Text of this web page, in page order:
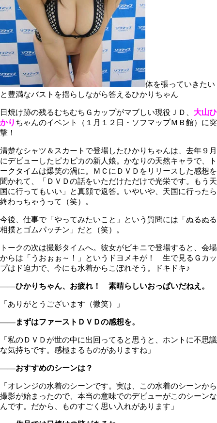
体を張っていきたい
と豊満なバストを揺らしながら答えるひかりちゃん
日焼け跡の残るむちむちＧカップがマブしい現役ＪＤ、 大山ひ
かり ちゃんのイベント（１月１２日・ソフマップＭＢ館）に突
撃！
清楚なシャツ＆スカートで登場したひかりちゃんは、去年９月
にデビューしたピカピカの新人娘。かなりの天然キャラで、ト
ークタイムは爆笑の渦に。ＭＣにＤＶＤをリリースした感想を
聞かれて、「ＤＶＤの話をいただけただけで光栄です。もう天
国に行ってもいい」と真顔で返答。いやいや、天国に行ったら
終わっちゃうって（笑）。
今後、仕事で「やってみたいこと」という質問には「ぬるぬる
相撲とゴムパッチン」だと（笑）。
トークの次は撮影タイムへ。彼女がビキニで登場すると、会場
からは「うおぉぉ～！」というドヨメキが！ 生で見るＧカッ
プはド迫力で、今にも水着からこぼれそう。ドキドキ♪
――ひかりちゃん、お疲れ！ 素晴らしいおっぱいだねえ。
「ありがとうございます（微笑）」
――まずはファーストＤＶＤの感想を。
「私のＤＶＤが世の中に出回ってると思うと、ホントに不思議
な気持ちです。感極まるものがありますね」
――おすすめのシーンは？
「オレンジの水着のシーンです。実は、この水着のシーンから
撮影が始まったので、本当の意味でのデビューがこのシーンな
んです。だから、ものすごく思い入れがあります」